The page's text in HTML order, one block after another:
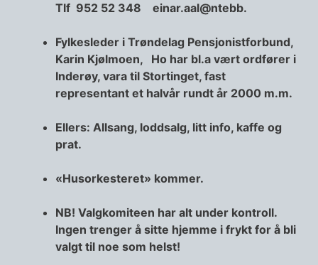
Tlf 952 52 348 einar.aal@ntebb.
Fylkesleder i Trøndelag Pensjonistforbund,
Karin Kjølmoen, Ho har bl.a vært ordfører i
Inderøy, vara til Stortinget, fast
representant et halvår rundt år 2000 m.m.
Ellers: Allsang, loddsalg, litt info, kaffe og
prat.
«Husorkesteret» kommer.
NB! Valgkomiteen har alt under kontroll.
Ingen trenger å sitte hjemme i frykt for å bli
valgt til noe som helst!